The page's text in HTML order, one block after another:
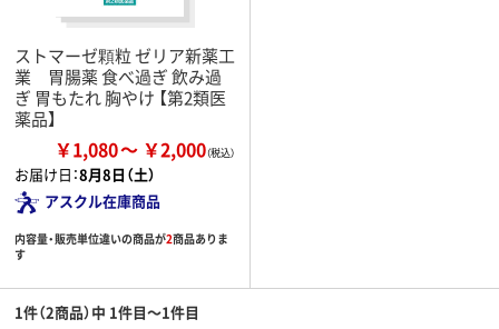
ストマーゼ顆粒 ゼリア新薬工
業 胃腸薬 食べ過ぎ 飲み過
ぎ 胃もたれ 胸やけ 【第2類医
薬品】
￥1,080 ￥2,000
お届け日：8月8日（土）
アスクル在庫商品
内容量・販売単位違いの商品が2商品ありま
す
1件（2商品）中 1件目～1件目